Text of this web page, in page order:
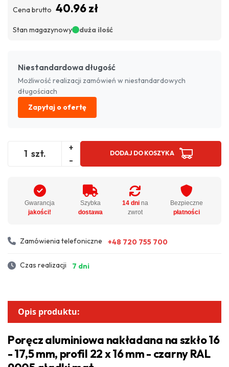
Cena brutto 40.96 zł
Stan magazynowy duża ilość
Niestandardowa długość
Możliwość realizacji zamówień w niestandardowych
długościach
Zapytaj o ofertę
szt.
+
-
DODAJ DO KOSZYKA
Gwarancja
jakości!
Szybka
dostawa
14 dnina
zwrot
Bezpieczne
płatności
Zamówienia telefoniczne +48 720 755 700
Czas realizacji 7 dni
Opis produktu:
Poręcz aluminiowa nakładana na szkło 16
- 17,5 mm, profil 22 x 16 mm - czarny RAL